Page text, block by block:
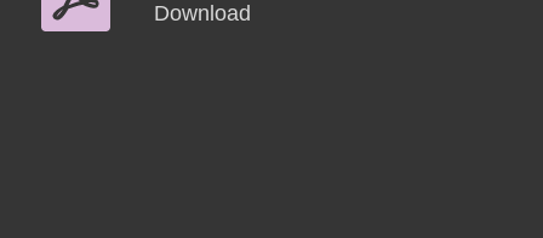
Download